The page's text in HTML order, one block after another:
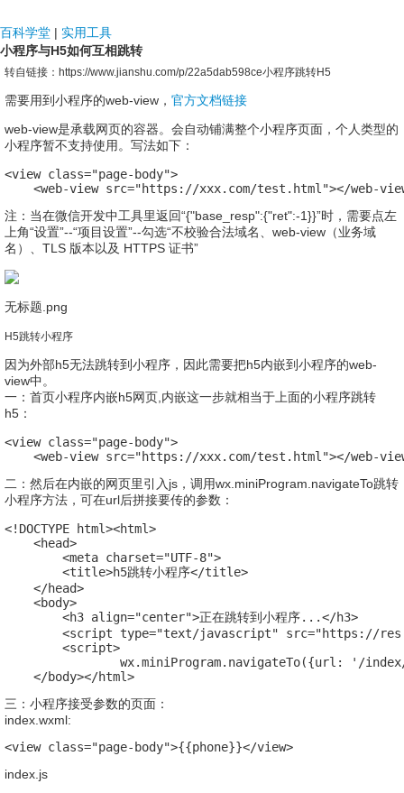
百科学堂 | 实用工具
小程序与H5如何互相跳转
转自链接：https://www.jianshu.com/p/22a5dab598ce小程序跳转H5
需要用到小程序的web-view， 官方文档链接
web-view是承载网页的容器。会自动铺满整个小程序页面，个人类型的
小程序暂不支持使用。写法如下：
<view class="page-body">
<web-view src="https://xxx.com/test.html"></web-
注：当在微信开发中工具里返回“{"base_resp":{"ret":-1}}”时，需要点左
上角“设置”--“项目设置”--勾选“不校验合法域名、web-view（业务域
名）、TLS 版本以及 HTTPS 证书”
无标题.png
H5跳转小程序
因为外部h5无法跳转到小程序，因此需要把h5内嵌到小程序的web-
view中。
一：首页小程序内嵌h5网页,内嵌这一步就相当于上面的小程序跳转
h5：
<view class="page-body">
<web-view src="https://xxx.com/test.html"></web-
二：然后在内嵌的网页里引入js，调用wx.miniProgram.navigateTo跳转
小程序方法，可在url后拼接要传的参数：
<!DOCTYPE html><html>
<head>
<meta charset="UTF-8">
<title>h5跳转小程序</title>
</head>
<body>
<h3 align="center">正在跳转到小程序...</h3>
<script type="text/javascript" src="https://
<script>
wx.miniProgram.navigateTo({url: '/index/
</body></html>
三：小程序接受参数的页面：
index.wxml:
<view class="page-body">{{phone}}</view>
index.js